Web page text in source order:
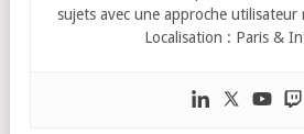
sujets avec une approche utilisateur
Localisation : Paris &